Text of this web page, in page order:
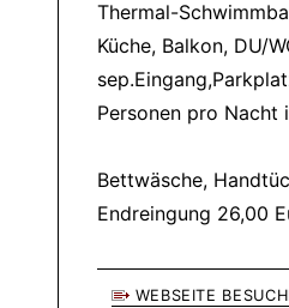
Thermal-
Küche, Balkon, DU/
Personen pro Nacht
Bettwäsche,
Endreingung 26,00
WEBSEITE